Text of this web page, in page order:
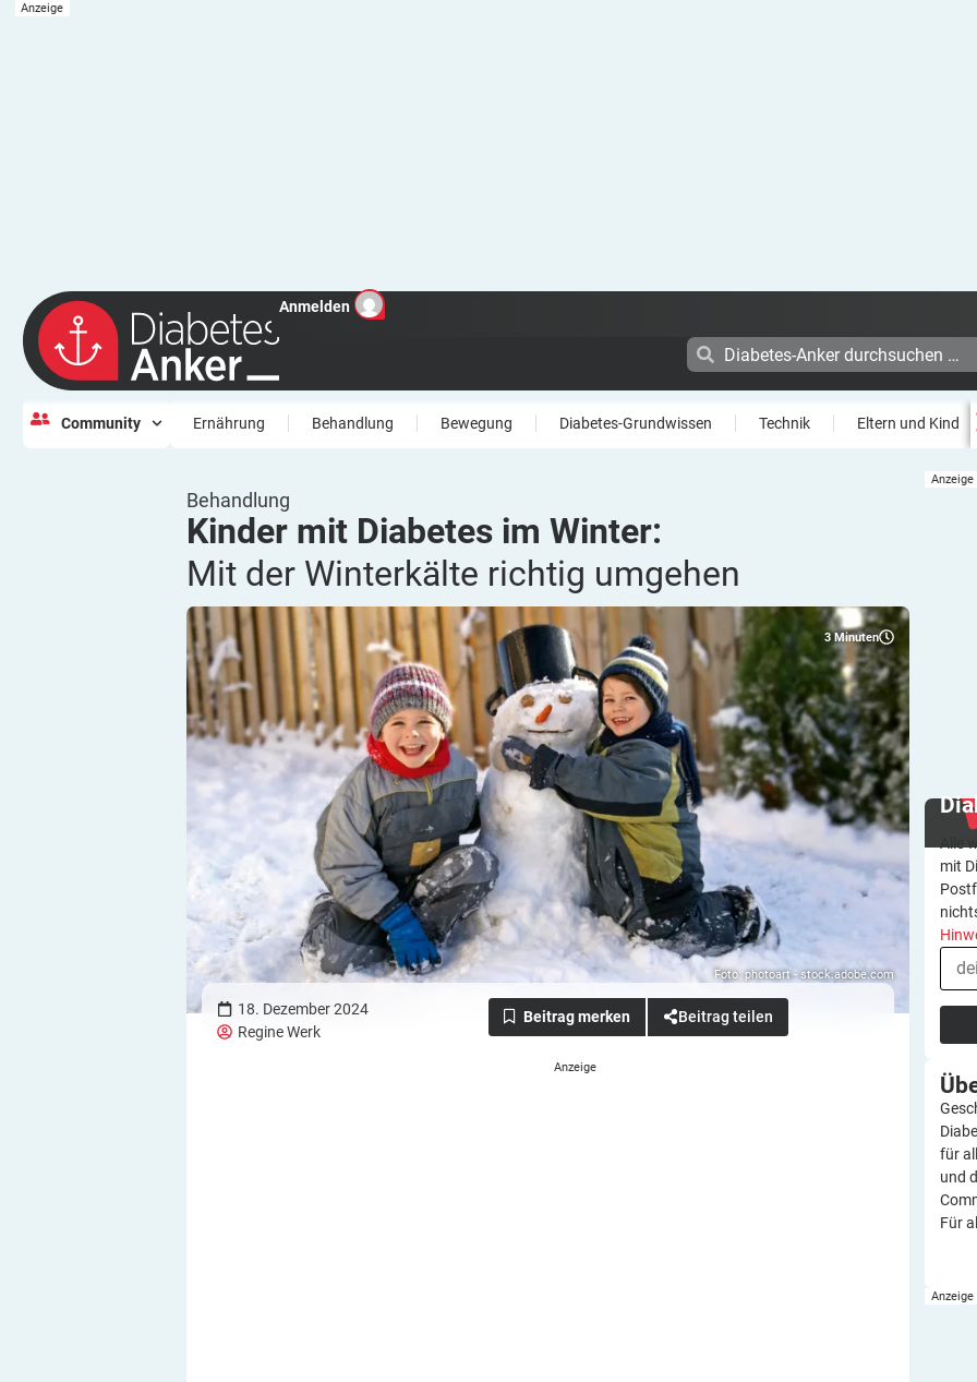
Anmelden
Community Ernährung Behandlung Bewegung Diabetes-Grundwissen Technik Eltern und Kind
Behandlung
Kinder mit Diabetes im Winter:
Mit der Winterkälte richtig umgehen
3 Minuten
Foto: photoart - stock.adobe.com
18. Dezember 2024
Regine Werk
Beitrag teilen
Alle
mit
für
und
Für